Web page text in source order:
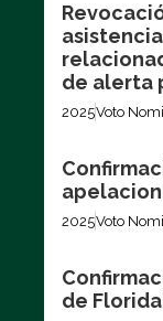
de alerta
2025Voto
2025Voto
de